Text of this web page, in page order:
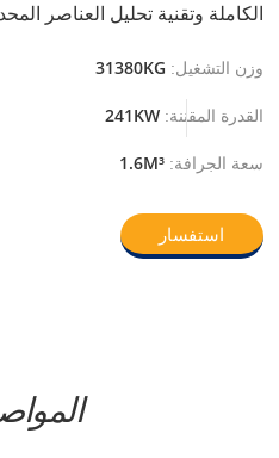
الكاملة وتقنية تحليل العناصر
وزن التشغيل: 31380KG
القدرة المقننة:241KW
سعة الجرافة:1.6M³
استفسار